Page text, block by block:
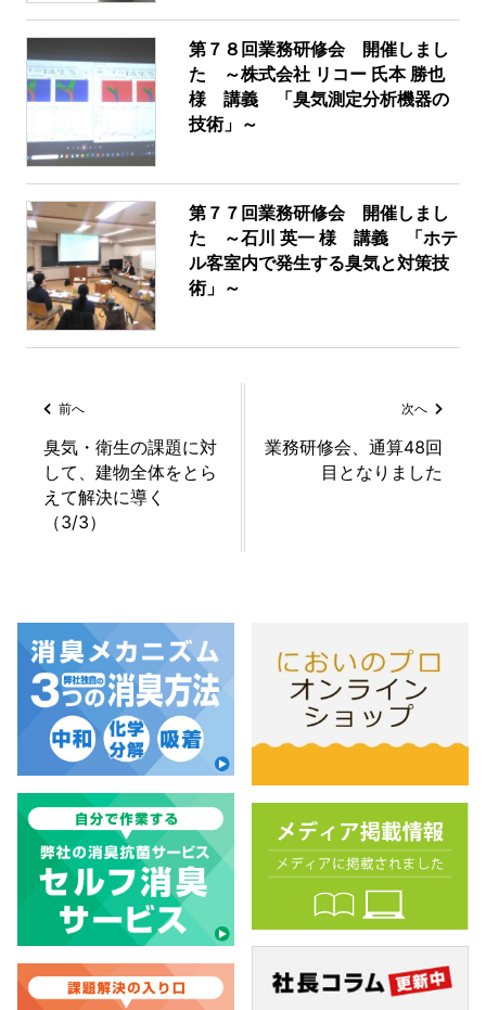
第７８回業務研修会 開催しまし
た ～株式会社 リコー 氏本 勝也
様 講義 「臭気測定分析機器の
技術」～
第７７回業務研修会 開催しまし
た ～石川 英一 様 講義 「ホテ
ル客室内で発生する臭気と対策技
術」～
前へ
臭気・衛生の課題に対
して、建物全体をとら
えて解決に導く
（3/3）
次へ
業務研修会、通算48回
目となりました